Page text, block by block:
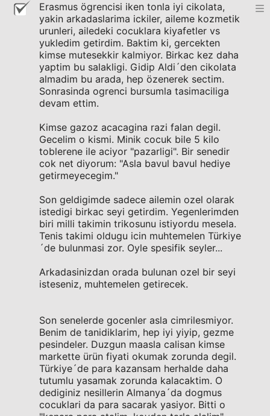
Erasmus ögrencisi iken tonla iyi cikolata,
yakin arkadaslarima ickiler, aileme kozmetik
urunleri, ailedeki cocuklara kiyafetler vs
yukledim getirdim. Baktim ki, gercekten
kimse mutesekkir kalmiyor. Birkac kez daha
yaptim bu salakligi. Gidip Aldi´den cikolata
almadim bu arada, hep özenerek sectim.
Sonrasinda ogrenci bursumla tasimaciliga
devam ettim.
Kimse gazoz acacagina razi falan degil.
Gecelim o kismi. Minik cocuk bile 5 kilo
toblerene ile aciyor "pazarligi". Bir senedir
cok net diyorum: "Asla bavul bavul hediye
getirmeyecegim."
Son geldigimde sadece ailemin ozel olarak
istedigi birkac seyi getirdim. Yegenlerimden
biri milli takimin trikosunu istiyordu mesela.
Tenis takimi oldugu icin muhtemelen Türkiye
´de bulunmasi zor. Oyle spesifik seyler...
Arkadasinizdan orada bulunan ozel bir seyi
isteseniz, muhtemelen getirecek.
Son senelerde gocenler asla cimrilesmiyor.
Benim de tanidiklarim, hep iyi yiyip, gezme
pesindeler. Duzgun maasla calisan kimse
markette ürün fiyati okumak zorunda degil.
Türkiye´de para kazansam herhalde daha
tutumlu yasamak zorunda kalacaktim. O
dediginiz nesillerin Almanya´da dogmus
cocuklari da para sacarak yasiyor. Bitti o